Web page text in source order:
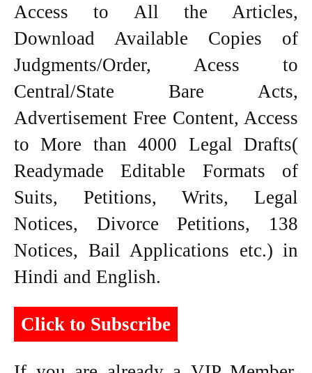
Access to All the Articles,
Download Available Copies of
Judgments/Order, Acess to
Central/State Bare Acts,
Advertisement Free Content, Access
to More than 4000 Legal Drafts(
Readymade Editable Formats of
Suits, Petitions, Writs, Legal
Notices, Divorce Petitions, 138
Notices, Bail Applications etc.) in
Hindi and English.
Click to Subscribe